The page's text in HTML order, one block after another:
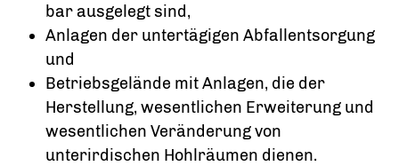
bar ausgelegt sind,
Anlagen der untertägigen Abfallentsorgung
und
Betriebsgelände mit Anlagen, die der
Herstellung, wesentlichen Erweiterung und
wesentlichen Veränderung von
unterirdischen Hohlräumen dienen.